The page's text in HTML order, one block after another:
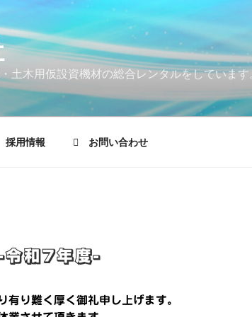
土木用仮設資機材の総合レンタルをしています
採用情報 お問い合わせ
令和7年度-
り難く厚く御礼申し上げます。